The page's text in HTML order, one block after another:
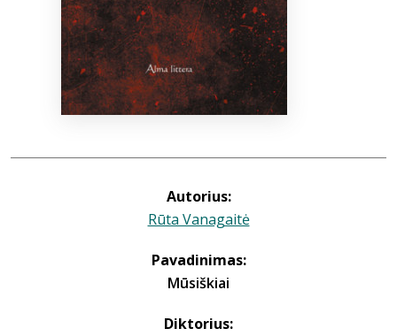
Autorius:
Rūta Vanagaitė
Pavadinimas:
Mūsiškiai
Diktorius: